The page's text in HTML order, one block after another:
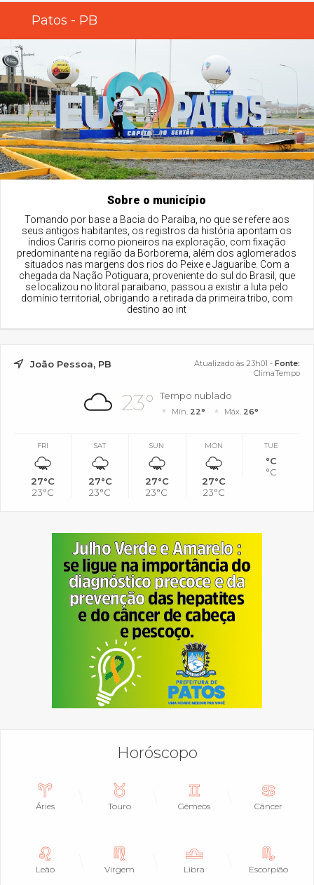
Patos - PB
Sobre o município
Tomando por base a Bacia do Paraíba, no que se refere aos
seus antigos habitantes, os registros da história apontam os
índios Cariris como pioneiros na exploração, com fixação
predominante na região da Borborema, além dos aglomerados
situados nas margens dos rios do Peixe e Jaguaribe. Com a
chegada da Nação Potiguara, proveniente do sul do Brasil, que
se localizou no litoral paraibano, passou a existir a luta pelo
domínio territorial, obrigando a retirada da primeira tribo, com
destino ao int
João Pessoa, PB Atualizado às 23h01 - Fonte:
ClimaTempo
23° Tempo nublado
Mín. 22° Máx. 26°
FRI
27°C
23°C
SAT
27°C
23°C
SUN
27°C
23°C
MON
27°C
23°C
TUE
°C
°C
Horóscopo
Áries Touro Gêmeos Câncer
Leão Virgem Libra Escorpião